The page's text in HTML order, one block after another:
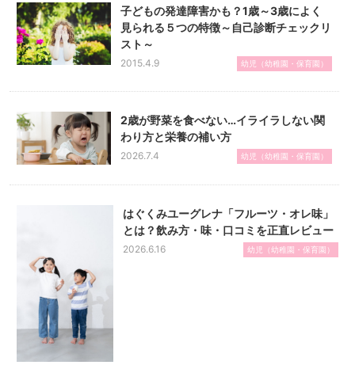
子どもの発達障害かも？1歳～3歳によく
見られる５つの特徴～自己診断チェックリ
スト～
2015.4.9 幼児（幼稚園・保育園）
2歳が野菜を食べない…イライラしない関
わり方と栄養の補い方
2026.7.4 幼児（幼稚園・保育園）
はぐくみユーグレナ「フルーツ・オレ味」
とは？飲み方・味・口コミを正直レビュー
2026.6.16 幼児（幼稚園・保育園）